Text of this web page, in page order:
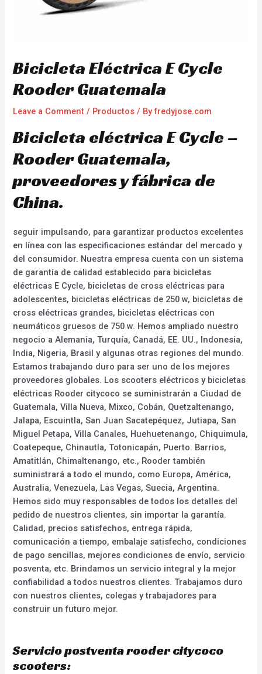
Bicicleta Eléctrica E Cycle
Rooder Guatemala
Leave a Comment / Productos / Byfredyjose.com
Bicicleta eléctrica E Cycle –
Rooder Guatemala,
proveedores y fábrica de
China.
seguir impulsando, para garantizar productos excelentes
en línea con las especificaciones estándar del mercado y
del consumidor. Nuestra empresa cuenta con un sistema
de garantía de calidad establecido para bicicletas
eléctricas E Cycle, bicicletas de cross eléctricas para
adolescentes, bicicletas eléctricas de 250 w, bicicletas de
cross eléctricas grandes, bicicletas eléctricas con
neumáticos gruesos de 750 w. Hemos ampliado nuestro
negocio a Alemania, Turquía, Canadá, EE. UU., Indonesia,
India, Nigeria, Brasil y algunas otras regiones del mundo.
Estamos trabajando duro para ser uno de los mejores
proveedores globales. Los scooters eléctricos y bicicletas
eléctricas Rooder citycoco se suministrarán a Ciudad de
Guatemala, Villa Nueva, Mixco, Cobán, Quetzaltenango,
Jalapa, Escuintla, San Juan Sacatepéquez, Jutiapa, San
Miguel Petapa, Villa Canales, Huehuetenango, Chiquimula,
Coatepeque, Chinautla, Totonicapán, Puerto. Barrios,
Amatitlán, Chimaltenango, etc., Rooder también
suministrará a todo el mundo, como Europa, América,
Australia, Venezuela, Las Vegas, Suecia, Argentina.
Hemos sido muy responsables de todos los detalles del
pedido de nuestros clientes, sin importar la garantía.
Calidad, precios satisfechos, entrega rápida,
comunicación a tiempo, embalaje satisfecho, condiciones
de pago sencillas, mejores condiciones de envío, servicio
posventa, etc. Brindamos un servicio integral y la mejor
confiabilidad a todos nuestros clientes. Trabajamos duro
con nuestros clientes, colegas y trabajadores para
construir un futuro mejor.
Servicio postventa rooder citycoco
scooters: